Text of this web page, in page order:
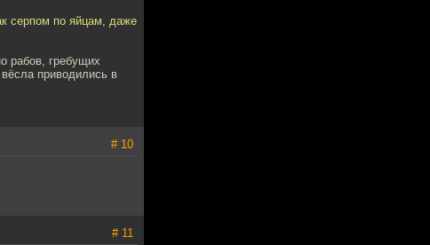
серпом по яйцам, даже
рабов, гребущих
приводились в
# 10
# 11